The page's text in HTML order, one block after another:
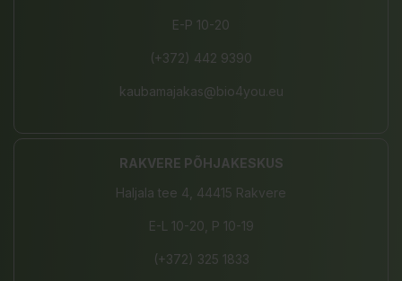
E-P 10-20
(+372) 442 9390
kaubamajakas@bio4you.eu
RAKVERE PÕHJAKESKUS
Haljala tee 4, 44415 Rakvere
E-L 10-20, P 10-19
(+372) 325 1833